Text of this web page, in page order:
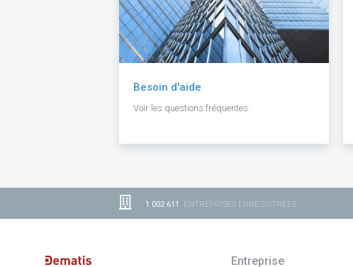
Besoin d'aide
Voir les questions fréquentes.
1 002 611 ENTREPRISES ENREGISTRÉES
Entreprise